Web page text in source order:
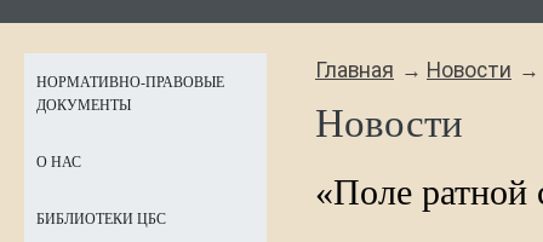
Главная Новости
Новости
«Поле ратной
НОРМАТИВНО-ПРАВОВЫЕ
ДОКУМЕНТЫ
О НАС
БИБЛИОТЕКИ ЦБС